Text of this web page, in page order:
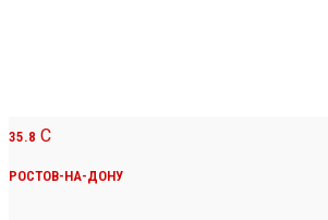
35.8 C
РОСТОВ-НА-ДОНУ